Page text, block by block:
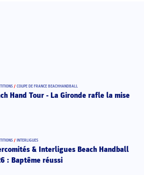
/ COUPE DE FRANCE BEACHHANDBALL
Hand Tour - La Gironde rafle la mise
/ INTERLIGUES
& Interligues Beach Handball
: Baptême réussi